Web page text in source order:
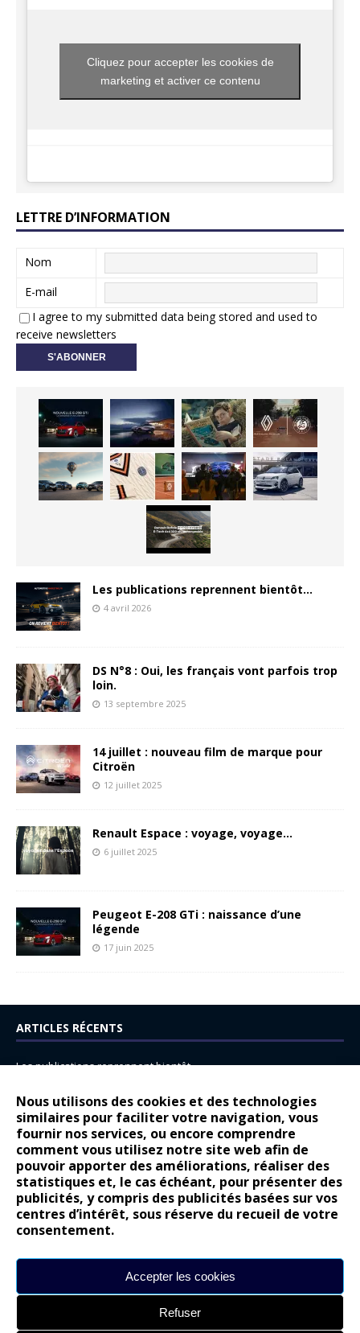
Nous utilisons des cookies et des technologies
similaires pour faciliter votre navigation, vous
fournir nos services, ou encore comprendre
comment vous utilisez notre site web afin de
pouvoir apporter des améliorations, réaliser des
statistiques et, le cas échéant, pour présenter des
publicités, y compris des publicités basées sur vos
centres d’intérêt, sous réserve du recueil de votre
consentement.
Accepter les cookies
Refuser
Cliquez pour accepter les cookies de
marketing et activer ce contenu
LETTRE D’INFORMATION
Nom
E-mail
I agree to my submitted data being stored and used to
receive newsletters
Les publications reprennent bientôt…
4 avril 2026
DS N°8 : Oui, les français vont parfois trop
loin.
13 septembre 2025
14 juillet : nouveau film de marque pour
Citroën
12 juillet 2025
Renault Espace : voyage, voyage…
6 juillet 2025
Peugeot E-208 GTi : naissance d’une
légende
17 juin 2025
ARTICLES RÉCENTS
Les publications reprennent bientôt…
14 juillet : nouveau film de marque pour Citroën
Renault Espace : voyage, voyage…
Peugeot E-208 GTi : naissance d’une légende
COMMENTAIRES RÉCENTS
Bernard Dardartdans
Gilly
gyo
Lancia Ypsilon : naturellement envoûtante ?